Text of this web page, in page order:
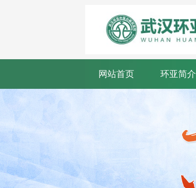
网站首页 环亚简介